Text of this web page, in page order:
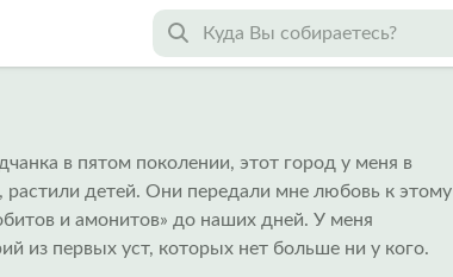
в пятом поколении, этот город у меня в
детей. Они передали мне любовь к этому
и амонитов» до наших дней. У меня
из первых уст, которых нет больше ни у кого.